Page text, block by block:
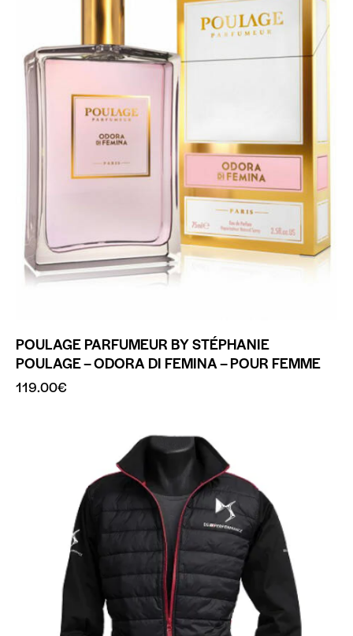
POULAGE PARFUMEUR BY STÉPHANIE
POULAGE – ODORA DI FEMINA – POUR FEMME
119.00€